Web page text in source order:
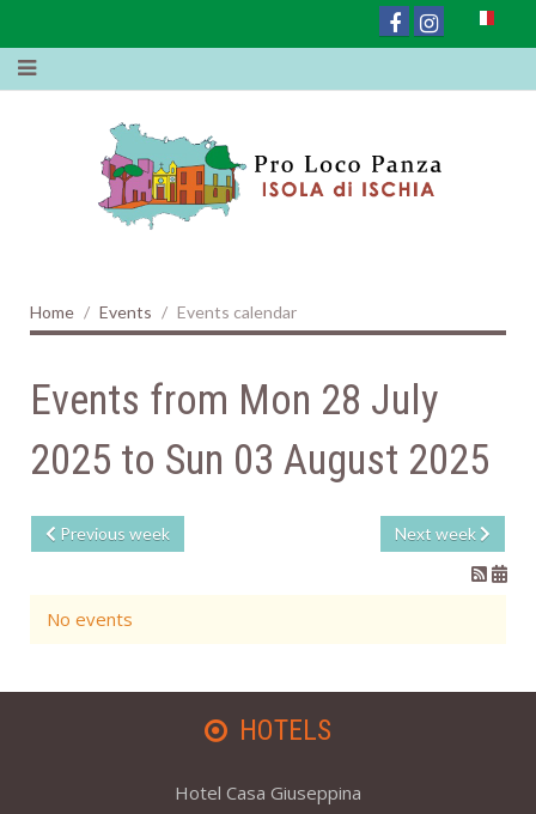
Home Events Events calendar
Events from Mon 28 July
2025 to Sun 03 August 2025
Previous week Next week
No events
HOTELS
Hotel Casa Giuseppina